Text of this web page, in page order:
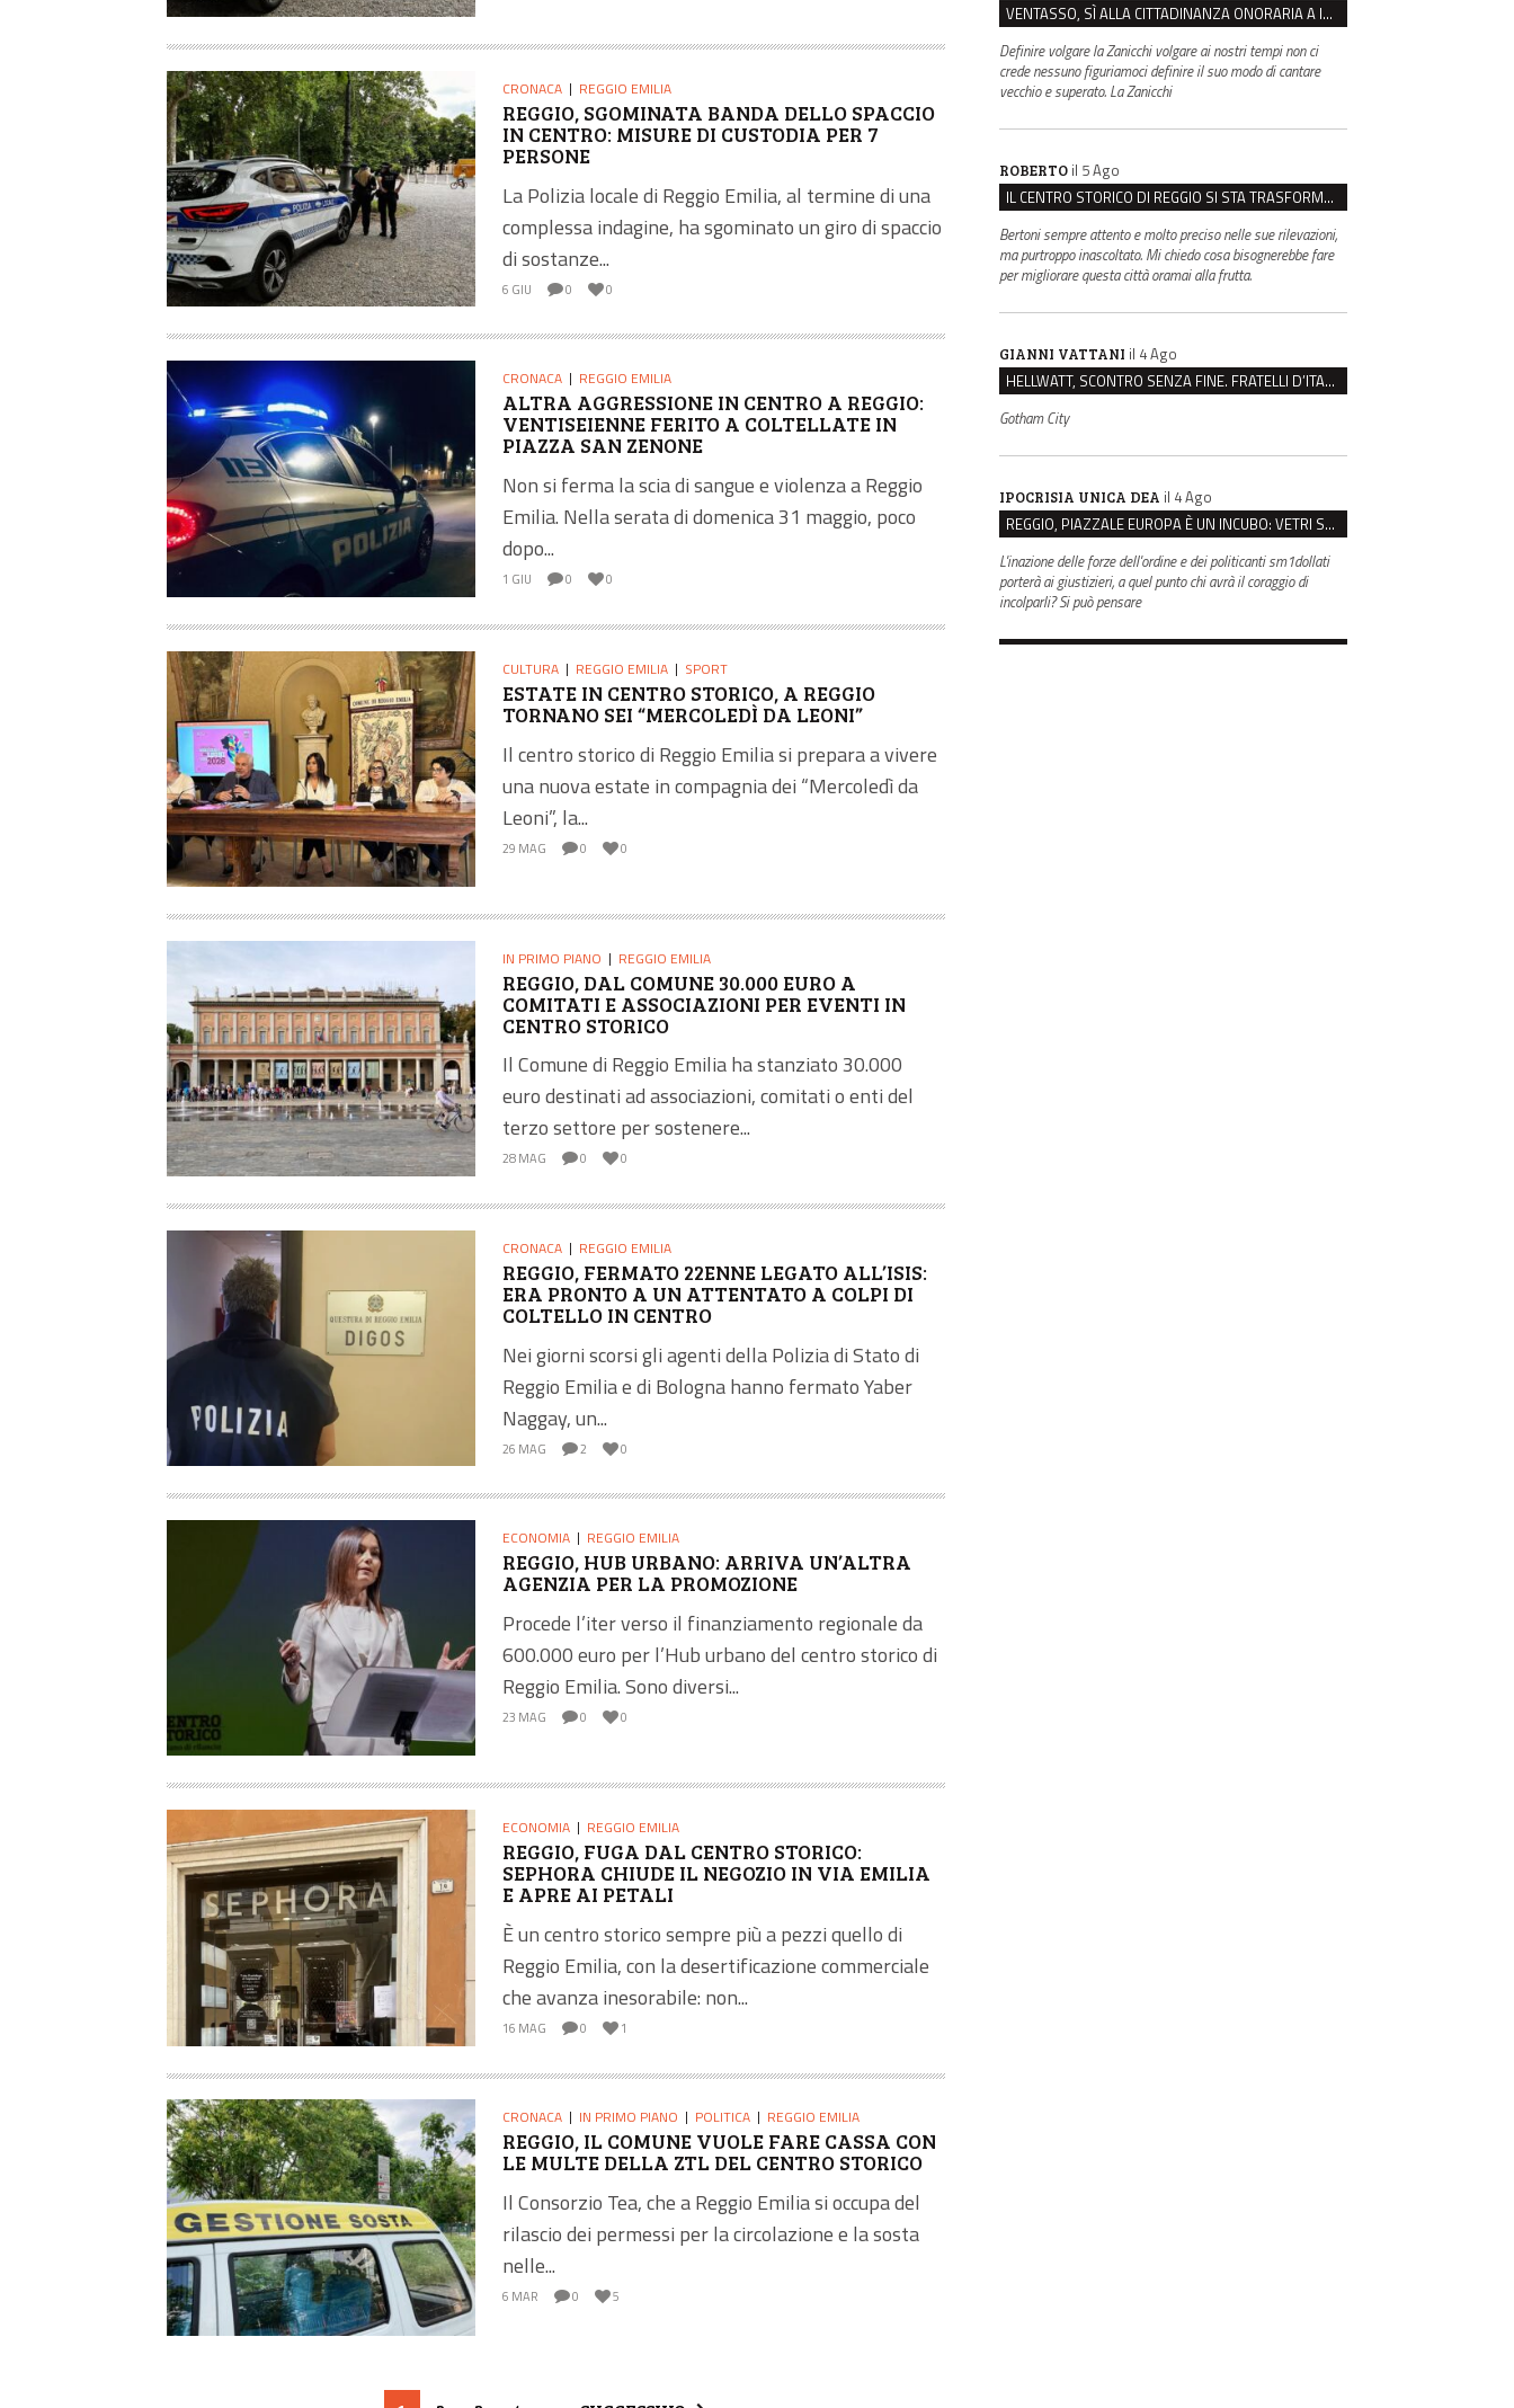
CRONACA REGGIO EMILIA
REGGIO, SGOMINATA BANDA DELLO SPACCIO
IN CENTRO: MISURE DI CUSTODIA PER 7
PERSONE
La Polizia locale di Reggio Emilia, al termine di una
complessa indagine, ha sgominato un giro di spaccio
di sostanze...
6 GIU 0 0
CRONACA REGGIO EMILIA
ALTRA AGGRESSIONE IN CENTRO A REGGIO:
VENTISEIENNE FERITO A COLTELLATE IN
PIAZZA SAN ZENONE
Non si ferma la scia di sangue e violenza a Reggio
Emilia. Nella serata di domenica 31 maggio, poco
dopo...
1 GIU 0 0
CULTURA REGGIO EMILIA SPORT
ESTATE IN CENTRO STORICO, A REGGIO
TORNANO SEI “MERCOLEDÌ DA LEONI”
Il centro storico di Reggio Emilia si prepara a vivere
una nuova estate in compagnia dei “Mercoledì da
Leoni”, la...
29 MAG 0 0
IN PRIMO PIANO REGGIO EMILIA
REGGIO, DAL COMUNE 30.000 EURO A
COMITATI E ASSOCIAZIONI PER EVENTI IN
CENTRO STORICO
Il Comune di Reggio Emilia ha stanziato 30.000
euro destinati ad associazioni, comitati o enti del
terzo settore per sostenere...
28 MAG 0 0
CRONACA REGGIO EMILIA
REGGIO, FERMATO 22ENNE LEGATO ALL’ISIS:
ERA PRONTO A UN ATTENTATO A COLPI DI
COLTELLO IN CENTRO
Nei giorni scorsi gli agenti della Polizia di Stato di
Reggio Emilia e di Bologna hanno fermato Yaber
Naggay, un...
26 MAG 2 0
ECONOMIA REGGIO EMILIA
REGGIO, HUB URBANO: ARRIVA UN’ALTRA
AGENZIA PER LA PROMOZIONE
Procede l’iter verso il finanziamento regionale da
600.000 euro per l’Hub urbano del centro storico di
Reggio Emilia. Sono diversi...
23 MAG 0 0
ECONOMIA REGGIO EMILIA
REGGIO, FUGA DAL CENTRO STORICO:
SEPHORA CHIUDE IL NEGOZIO IN VIA EMILIA
E APRE AI PETALI
È un centro storico sempre più a pezzi quello di
Reggio Emilia, con la desertificazione commerciale
che avanza inesorabile: non...
16 MAG 0 1
CRONACA IN PRIMO PIANO POLITICA REGGIO EMILIA
REGGIO, IL COMUNE VUOLE FARE CASSA CON
LE MULTE DELLA ZTL DEL CENTRO STORICO
Il Consorzio Tea, che a Reggio Emilia si occupa del
rilascio dei permessi per la circolazione e la sosta
nelle...
6 MAR 0 5
VENTASSO, SÌ ALLA CITTADINANZA ONORARIA A IVA ZANICCHI. MA BARGIACCHI: “È DI PESSIMO GUSTO”
Definire volgare la Zanicchi volgare ai nostri tempi non ci
crede nessuno figuriamoci definire il suo modo di cantare
vecchio e superato. La Zanicchi
ROBERTO il 5 Ago
IL CENTRO STORICO DI REGGIO SI STA TRASFORMANDO, E NON IN MEGLIO
Bertoni sempre attento e molto preciso nelle sue rilevazioni,
ma purtroppo inascoltato. Mi chiedo cosa bisognerebbe fare
per migliorare questa città oramai alla frutta.
GIANNI VATTANI il 4 Ago
HELLWATT, SCONTRO SENZA FINE. FRATELLI D’ITALIA: “MILANI PORTA DOCUMENTI, DE FRANCO INSULTI”
Gotham City
IPOCRISIA UNICA DEA il 4 Ago
REGGIO, PIAZZALE EUROPA È UN INCUBO: VETRI SPACCATI E FURTI SULLE AUTO IN SOSTA
L'inazione delle forze dell'ordine e dei politicanti sm1dollati
porterà ai giustizieri, a quel punto chi avrà il coraggio di
incolparli? Si può pensare